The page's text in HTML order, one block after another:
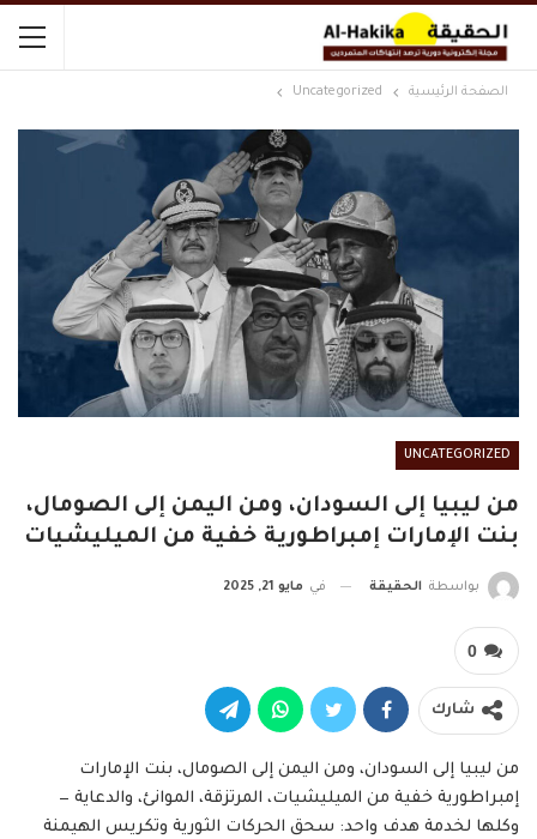
الصفحة الرئيسية Uncategorized
UNCATEGORIZED
من ليبيا إلى السودان، ومن اليمن إلى الصومال،
بنت الإمارات إمبراطورية خفية من الميليشيات
بواسطة الحقيقة في مايو 21, 2025
0
شارك
من ليبيا إلى السودان، ومن اليمن إلى الصومال، بنت الإمارات
إمبراطورية خفية من الميليشيات، المرتزقة، الموانئ، والدعاية —
وكلها لخدمة هدف واحد: سحق الحركات الثورية وتكريس الهيمنة